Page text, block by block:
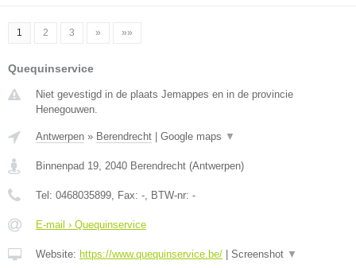
1 2 3 » »»
Quequinservice
Niet gevestigd in de plaats Jemappes en in de provincie
Henegouwen.
Antwerpen » Berendrecht Google maps ▼
Binnenpad 19, 2040 Berendrecht (Antwerpen)
Tel: 0468035899, Fax: -, BTW-nr: -
E-mail › Quequinservice
Website: https://www.quequinservice.be/ Screenshot ▼